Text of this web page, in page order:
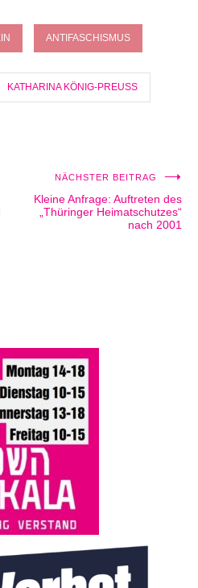
ANTIFASCHISMUS
KATHARINA KÖNIG-PREUSS
NÄCHSTER BEITRAG
Kleine Anfrage: Auftreten des
„Thüringer Heimatschutzes“
nach 2001